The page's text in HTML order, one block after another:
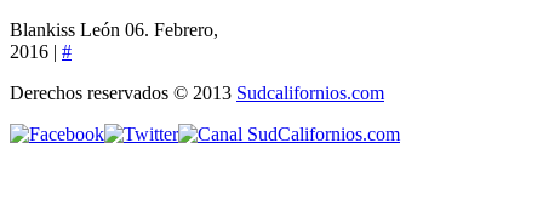
Blankiss León 06. Febrero,
2016 | #
Derechos reservados © 2013 Sudcalifornios.com